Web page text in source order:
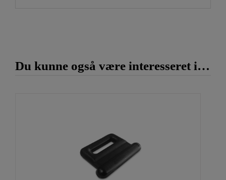
Vi laver selv lysboksene og har dem på lager. Det betyder,
at når I bestiller, så fremstiller vi dem med det samme! Disse
Du kunne også være interesseret i…